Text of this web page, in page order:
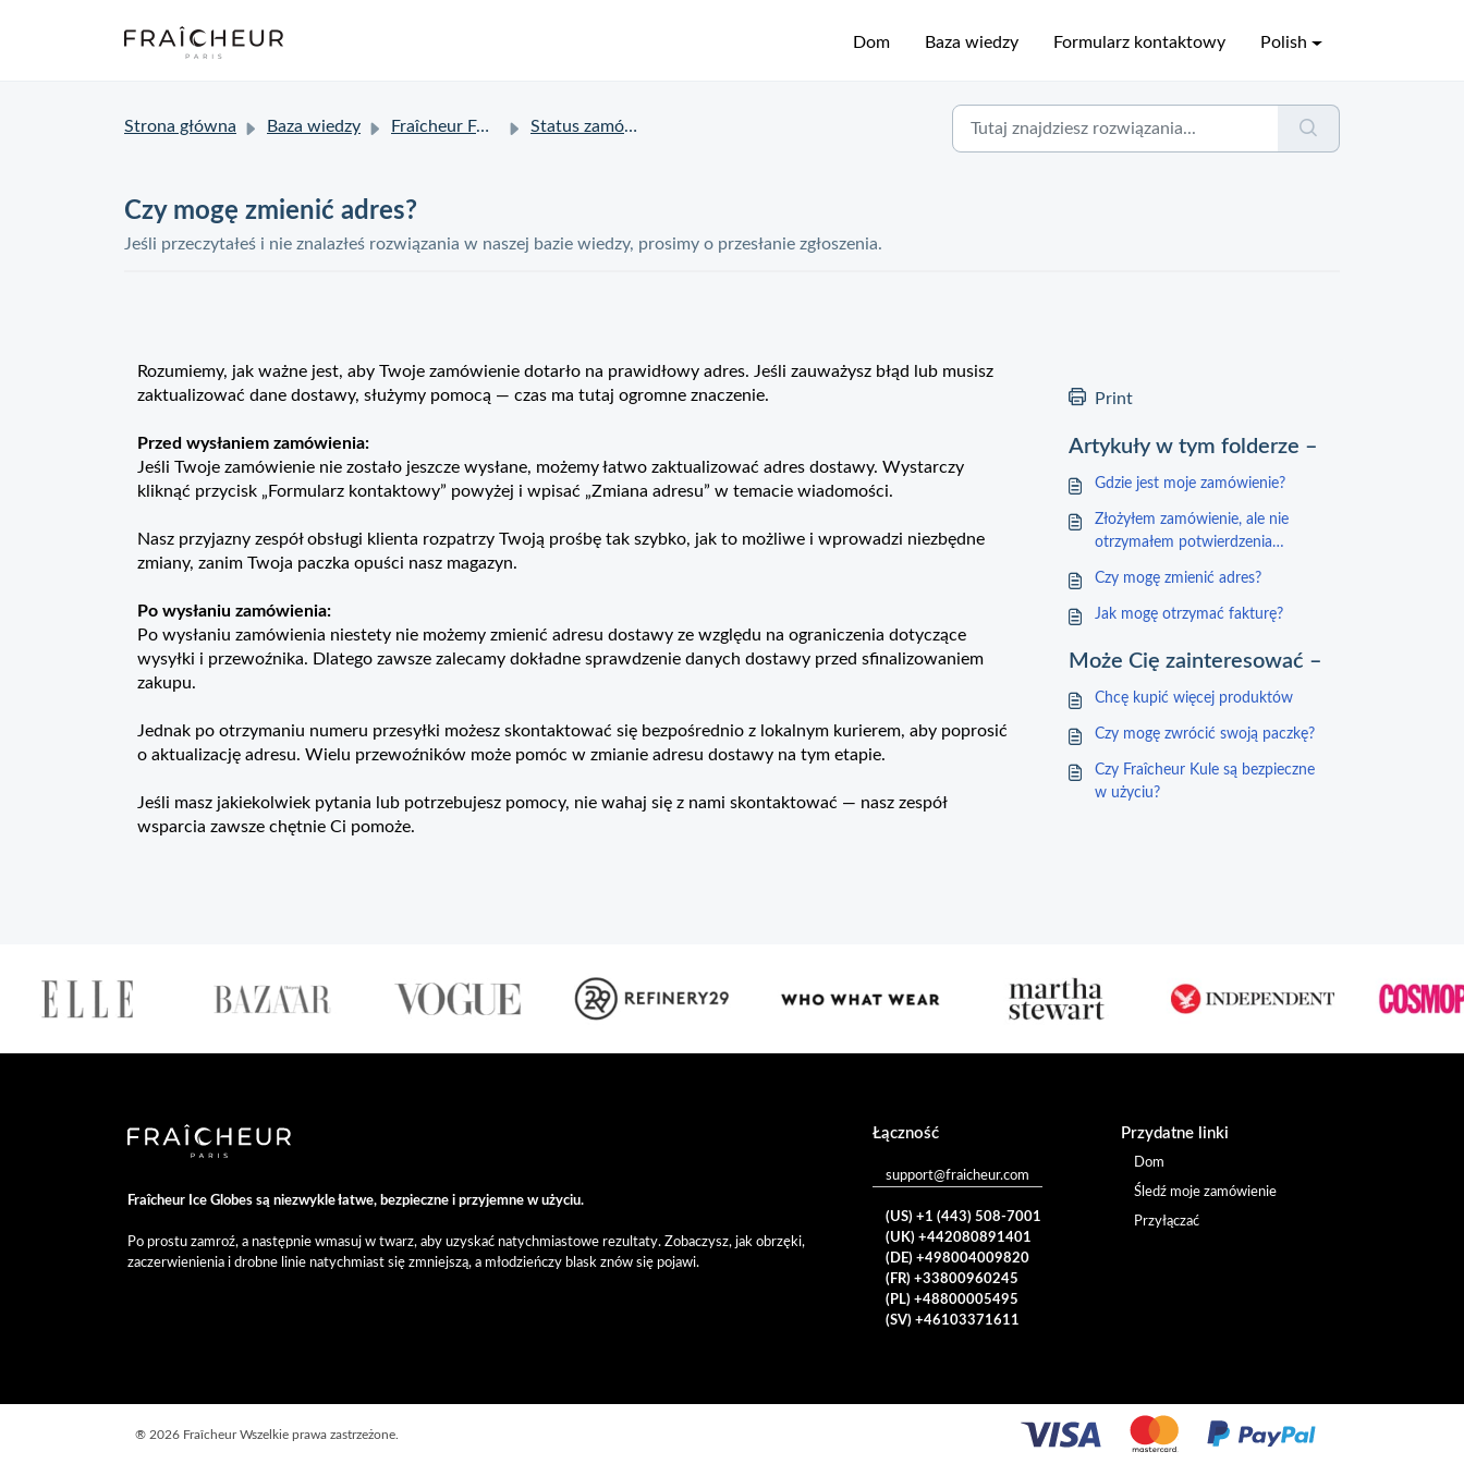
Dom Baza wiedzy Formularz kontaktowy Polish
Strona główna Baza wiedzy Fraîcheur FAQ Status zamówienia i dostawy
Czy mogę zmienić adres?
Jeśli przeczytałeś i nie znalazłeś rozwiązania w naszej bazie wiedzy, prosimy o przesłanie zgłoszenia.
Rozumiemy, jak ważne jest, aby Twoje zamówienie dotarło na prawidłowy adres. Jeśli zauważysz błąd lub musisz
zaktualizować dane dostawy, służymy pomocą — czas ma tutaj ogromne znaczenie.
Przed wysłaniem zamówienia:
Jeśli Twoje zamówienie nie zostało jeszcze wysłane, możemy łatwo zaktualizować adres dostawy. Wystarczy
kliknąć przycisk „Formularz kontaktowy” powyżej i wpisać „Zmiana adresu” w temacie wiadomości.
Nasz przyjazny zespół obsługi klienta rozpatrzy Twoją prośbę tak szybko, jak to możliwe i wprowadzi niezbędne
zmiany, zanim Twoja paczka opuści nasz magazyn.
Po wysłaniu zamówienia:
Po wysłaniu zamówienia niestety nie możemy zmienić adresu dostawy ze względu na ograniczenia dotyczące
wysyłki i przewoźnika. Dlatego zawsze zalecamy dokładne sprawdzenie danych dostawy przed sfinalizowaniem
zakupu.
Jednak po otrzymaniu numeru przesyłki możesz skontaktować się bezpośrednio z lokalnym kurierem, aby poprosić
o aktualizację adresu. Wielu przewoźników może pomóc w zmianie adresu dostawy na tym etapie.
Jeśli masz jakiekolwiek pytania lub potrzebujesz pomocy, nie wahaj się z nami skontaktować — nasz zespół
wsparcia zawsze chętnie Ci pomoże.
Print
Artykuły w tym folderze –
Gdzie jest moje zamówienie?
Złożyłem zamówienie, ale nie
otrzymałem potwierdzenia
Czy mogę zmienić adres?
Jak mogę otrzymać fakturę?
Może Cię zainteresować –
Chcę kupić więcej produktów
Czy mogę zwrócić swoją paczkę?
Czy Fraîcheur Kule są bezpieczne
w użyciu?
Fraîcheur Ice Globes są niezwykle łatwe, bezpieczne i przyjemne w użyciu.
Po prostu zamroź, a następnie wmasuj w twarz, aby uzyskać natychmiastowe rezultaty. Zobaczysz, jak obrzęki,
zaczerwienienia i drobne linie natychmiast się zmniejszą, a młodzieńczy blask znów się pojawi.
Łączność
support@fraicheur.com
(US) +1 (443) 508-7001
(UK) +442080891401
(DE) +498004009820
(FR) +33800960245
(PL) +48800005495
(SV) +46103371611
Przydatne linki
Dom
Śledź moje zamówienie
Przyłączać
® 2026 FraîcheurWszelkie prawa zastrzeżone.